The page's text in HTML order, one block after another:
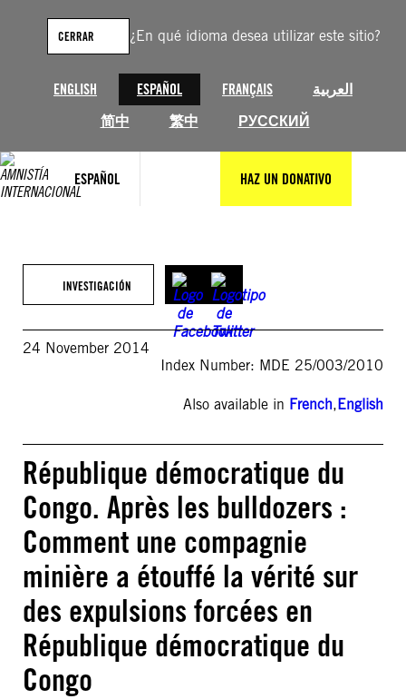
¿En qué idioma desea utilizar este sitio?
ENGLISH ESPAÑOL FRANÇAIS
العربية
简中
繁中 РУССКИЙ
CERRAR
ESPAÑOL HAZ UN DONATIVO
contenido
INVESTIGACIÓN
24 November 2014
Index Number: MDE 25/003/2010
Also available in French,English
République démocratique du
Congo. Après les bulldozers :
Comment une compagnie
minière a étouffé la vérité sur
des expulsions forcées en
République démocratique du
Congo